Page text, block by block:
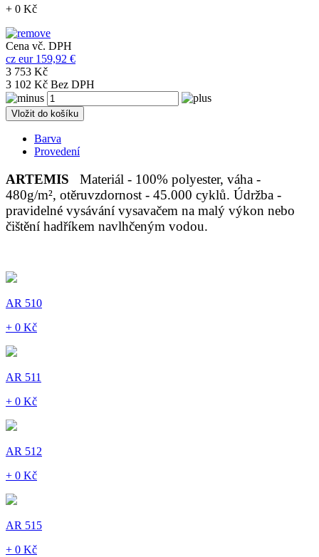
+ 0 Kč
Cena vč. DPH
cz eur 159,92 €
3 753 Kč
3 102 Kč Bez DPH
Vložit do košíku
Barva
Provedení
ARTEMIS
Materiál - 100% polyester, váha -
480g/m², otěruvzdornost - 45.000 cyklů. Údržba -
pravidelné vysávání vysavačem na malý výkon nebo
čištění hadříkem navlhčeným vodou.
AR 510
+ 0 Kč
AR 511
+ 0 Kč
AR 512
+ 0 Kč
AR 515
+ 0 Kč